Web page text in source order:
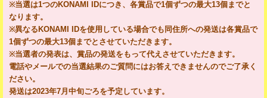
※当選は1つのKONAMI IDにつき、各賞品で1個ずつの最大13個までと
なります。
※異なるKONAMI IDを使用している場合でも同住所への発送は各賞品で
1個ずつの最大13個までとさせていただきます。
※当選者の発表は、賞品の発送をもって代えさせていただきます。
電話やメールでの当選結果のご質問にはお答えできませんのでご了承く
ださい。
発送は2023年7月中旬ごろを予定しています。